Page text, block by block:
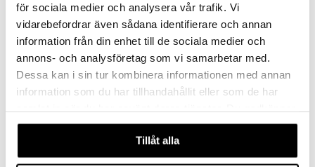
för sociala medier och analysera vår trafik. Vi
vidarebefordrar även sådana identifierare och annan
information från din enhet till de sociala medier och
annons- och analysföretag som vi samarbetar med.
Dessa kan i sin tur kombinera informationen med annan
information som du har tillhandahållit eller som de har
våra cookies vid fortsatt användande av vår webbplats.
Tillåt alla
Body Scrub Coconut & Sugar
69 kr 69 kr
eko
utan sol
K
svar